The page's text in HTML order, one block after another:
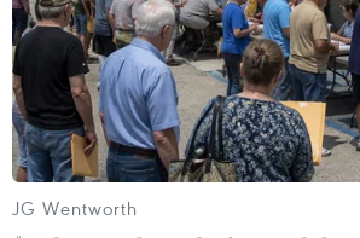
cho qua biên giới vào Ba Lan để
cho là cạnh tranh không công bằng.
JG Wentworth